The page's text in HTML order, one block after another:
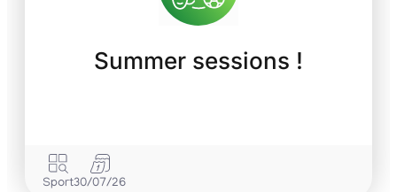
Summer sessions !
Sport30/07/26